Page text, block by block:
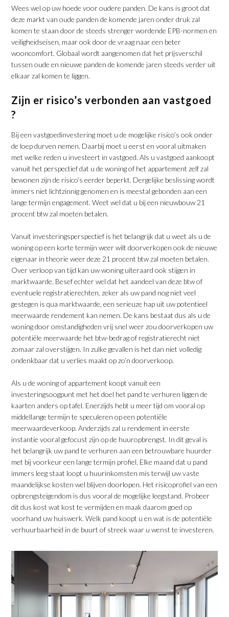
Wees wel op uw hoede voor oudere panden. De kans is groot dat
deze markt van oude panden de komende jaren onder druk zal
komen te staan door de steeds strenger wordende EPB-normen en
veiligheidseisen, maar ook door de vraag naar een beter
wooncomfort. Globaal wordt aangenomen dat het prijsverschil
tussen oude en nieuwe panden de komende jaren steeds verder uit
elkaar zal komen te liggen.
Zijn er risico’s verbonden aan vastgoed
?
Bij een vastgoedinvestering moet u de mogelijke risico’s ook onder
de loep durven nemen. Daarbij moet u eerst en vooral uitmaken
met welke reden u investeert in vastgoed. Als u vastgoed aankoopt
vanuit het perspectief dat u de woning of het appartement zelf zal
bewonen zijn de risico’s eerder beperkt. Dergelijke beslissing wordt
immers niet lichtzinnig genomen en is meestal gebonden aan een
lange termijn engagement. Weet wel dat u bij een nieuwbouw 21
procent btw zal moeten betalen.
Vanuit investeringsperspectief is het belangrijk dat u weet als u de
woning op een korte termijn weer wilt doorverkopen ook de nieuwe
eigenaar in theorie weer deze 21 procent btw zal moeten betalen.
Over verloop van tijd kan uw woning uiteraard ook stijgen in
marktwaarde. Besef echter wel dat het aandeel van deze btw of
eventuele registratierechten, zeker als uw pand nog niet veel
gestegen is qua marktwaarde, een serieuze hap uit uw potentieel
meerwaarde rendement kan nemen. De kans bestaat dus als u de
woning door omstandigheden vrij snel weer zou doorverkopen uw
potentiële meerwaarde het btw-bedrag of registratierecht niet
zomaar zal overstijgen. In zulke gevallen is het dan niet volledig
ondenkbaar dat u verlies maakt op zo’n doorverkoop.
Als u de woning of appartement koopt vanuit een
investeringsoogpunt met het doel het pand te verhuren liggen de
kaarten anders op tafel. Enerzijds hebt u meer tijd om vooral op
middellange termijn te speculeren op een potentiële
meerwaardeverkoop. Anderzijds zal u rendement in eerste
instantie vooral gefocust zijn op de huuropbrengst. In dit geval is
het belangrijk uw pand te verhuren aan een betrouwbare huurder
met bij voorkeur een lange termijn profiel. Elke maand dat u pand
immers leeg staat loopt u huurinkomsten mis terwijl uw vaste
maandelijkse kosten wel blijven doorlopen. Het risicoprofiel van een
opbrengsteigendom is dus vooral de mogelijke leegstand. Probeer
dit dus kost wat kost te vermijden en maak daarom goed op
voorhand uw huiswerk. Welk pand koopt u en wat is de potentiële
verhuurbaarheid in de buurt of streek waar u wenst te investeren.